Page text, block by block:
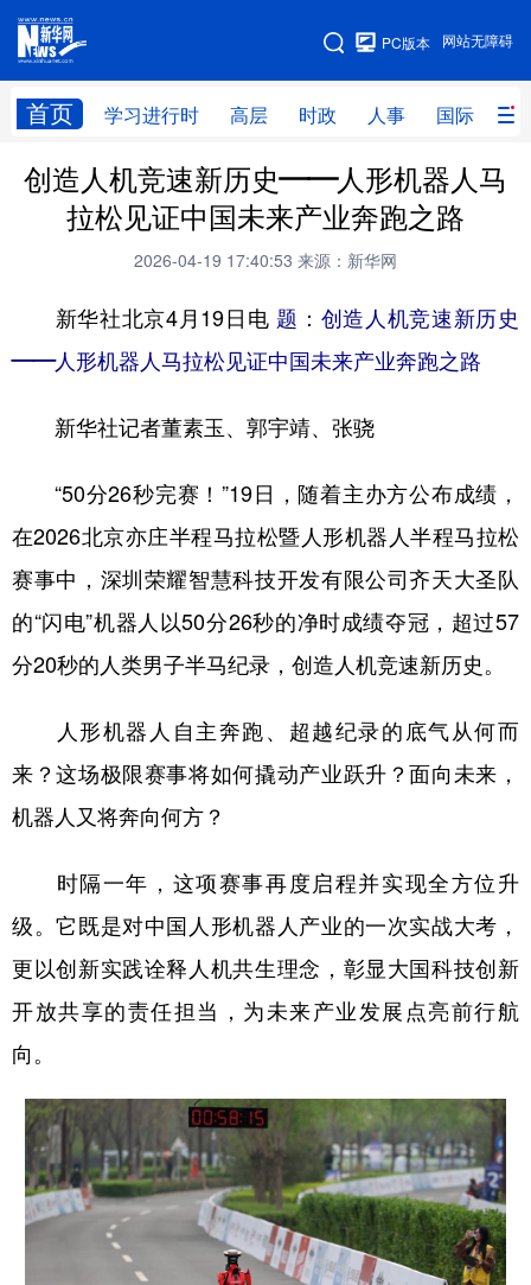
网站无障碍
PC版本
首页 学习进行时 高层 时政 人事 国际 财
网站地图
学习进行时 高层 时政 人事
国际 财经 网评 港澳
科技 科创 量子 体育
文化 健康 军事
访谈 视频 图片
食品 人居 信息化 数字经济
学术中国 乡村振兴 银龄 溯源中国
城市 旅游 能源 会展
彩票 娱乐 时尚 悦读
公益 一带一路 亚太网 上市公司
文化产业
北京 天津 河北 山西
辽宁 吉林 上海 江苏
浙江 安徽 福建 江西
广西 海南
四川 贵州 云南 西藏
陕西 甘肃 青海 宁夏
内蒙古 黑龙江
创造人机竞速新历史——人形机器人马
拉松见证中国未来产业奔跑之路
2026-04-19 17:40:53 来源：新华网
新华社北京4月19日电 题：创造人机竞速新历史
——人形机器人马拉松见证中国未来产业奔跑之路
新华社记者董素玉、郭宇靖、张骁
“50分26秒完赛！”19日，随着主办方公布成绩，
在2026北京亦庄半程马拉松暨人形机器人半程马拉松
赛事中，深圳荣耀智慧科技开发有限公司齐天大圣队
的“闪电”机器人以50分26秒的净时成绩夺冠，超过57
分20秒的人类男子半马纪录，创造人机竞速新历史。
人形机器人自主奔跑、超越纪录的底气从何而
来？这场极限赛事将如何撬动产业跃升？面向未来，
机器人又将奔向何方？
时隔一年，这项赛事再度启程并实现全方位升
级。它既是对中国人形机器人产业的一次实战大考，
更以创新实践诠释人机共生理念，彰显大国科技创新
开放共享的责任担当，为未来产业发展点亮前行航
向。